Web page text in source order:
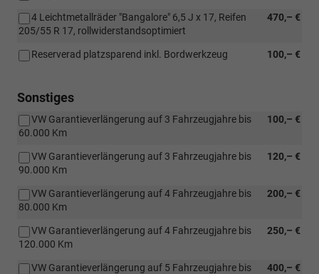
470,– €
4 Leichtmetallräder "Bangalore" 6,5 J x 17, Reifen
205/55 R 17, rollwiderstandsoptimiert
100,– €
Reserverad platzsparend inkl. Bordwerkzeug
Sonstiges
100,– €
VW Garantieverlängerung auf 3 Fahrzeugjahre bis
60.000 Km
120,– €
VW Garantieverlängerung auf 3 Fahrzeugjahre bis
90.000 Km
200,– €
VW Garantieverlängerung auf 4 Fahrzeugjahre bis
80.000 Km
250,– €
VW Garantieverlängerung auf 4 Fahrzeugjahre bis
120.000 Km
400,– €
VW Garantieverlängerung auf 5 Fahrzeugjahre bis